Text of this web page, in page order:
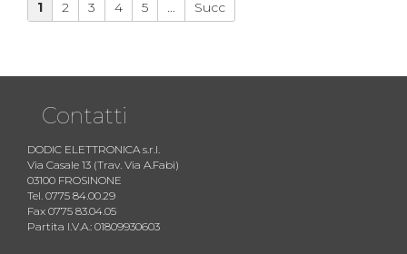
1 2 3 4 5 ... Succ
Contatti
DODIC ELETTRONICA s.r.l.
Via Casale 13 (Trav. Via A.Fabi)
03100 FROSINONE
Tel. 0775 84.00.29
Fax 0775 83.04.05
Partita I.V.A.: 01809930603